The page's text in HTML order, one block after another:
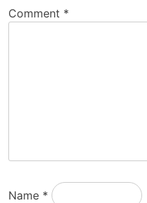
Comment *
Name *